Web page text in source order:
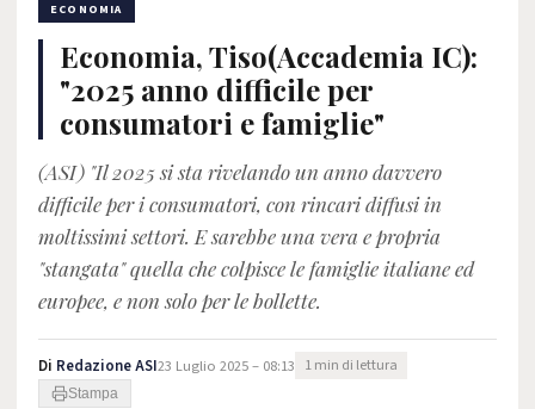
ECONOMIA
Economia, Tiso(Accademia IC):
"2025 anno difficile per
consumatori e famiglie"
(ASI) "Il 2025 si sta rivelando un anno davvero
difficile per i consumatori, con rincari diffusi in
moltissimi settori. E sarebbe una vera e propria
"stangata" quella che colpisce le famiglie italiane ed
europee, e non solo per le bollette.
Di Redazione ASI23 Luglio 2025 – 08:13 1 min di lettura
Stampa